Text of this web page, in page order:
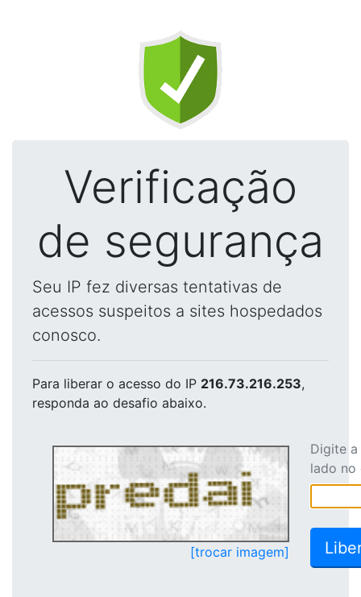
Verificação
de segurança
Seu IP fez diversas tentativas de
acessos suspeitos a sites hospedados
conosco.
Para liberar o acesso do IP 216.73.216.253,
responda ao desafio abaixo.
[trocar imagem]
Digite
lado no